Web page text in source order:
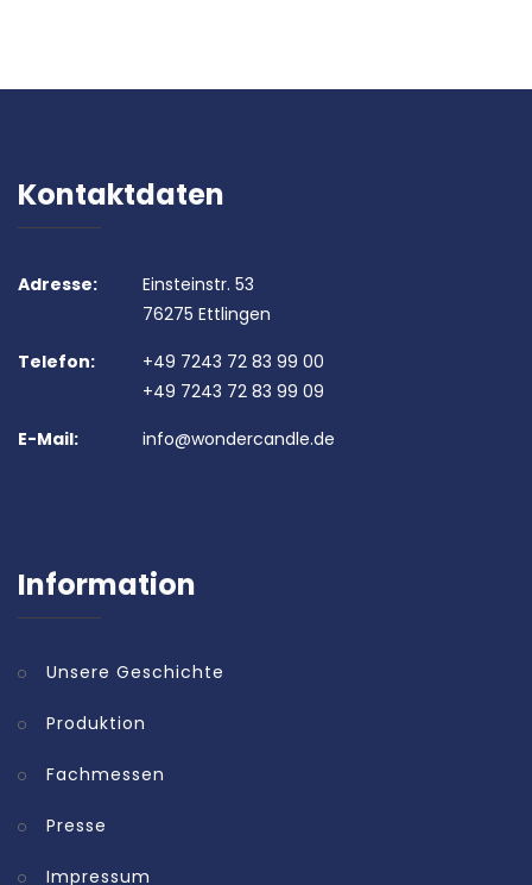
Kontaktdaten
Adresse:
Einsteinstr. 53
76275 Ettlingen
Telefon:
+49 7243 72 83 99 00
+49 7243 72 83 99 09
E-Mail:
info@wondercandle.de
Information
Unsere Geschichte
Produktion
Fachmessen
Presse
Impressum